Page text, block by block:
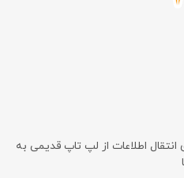
اطلاعات از لپ تاپ قدیمی به